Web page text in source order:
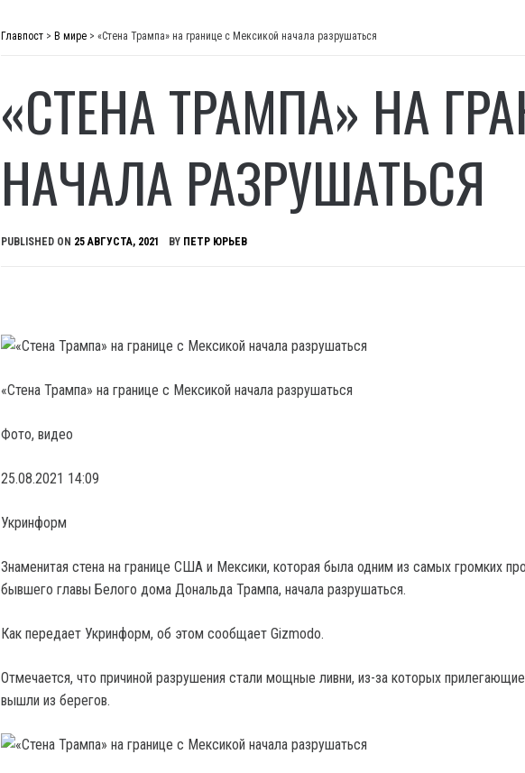
Главпост > В мире > «Стена Трампа» на границе с Мексикой начала разрушаться
«СТЕНА ТРАМПА» НА
НАЧАЛА РАЗРУШАТЬСЯ
PUBLISHED ON 25 АВГУСТА, 2021 BY ПЕТР ЮРЬЕВ
«Стена Трампа» на границе с Мексикой начала разрушаться
Фото, видео
25.08.2021 14:09
Укринформ
Знаменитая стена на границе США и Мексики, которая была одним из самых громких
бывшего главы Белого дома Дональда Трампа, начала разрушаться.
Как передает Укринформ, об этом сообщает Gizmodo.
Отмечается, что причиной разрушения стали мощные ливни, из-за которых
вышли из берегов.